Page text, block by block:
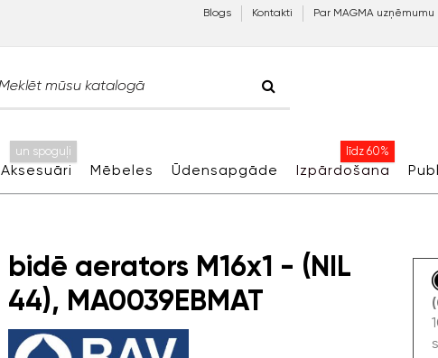
Blogs Kontakti Par MAGMA uzņēmumu
Aksesuāri
un spoguļi
Mēbeles Ūdensapgāde Izpārdošana
līdz 60%
bidē aerators M16x1 - (NIL
44), MA0039EBMAT